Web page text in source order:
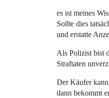
es ist meines
Sollte dies
und erstatte
Als Polizist bist
Straftaten
Der Käufer
dann bekommt